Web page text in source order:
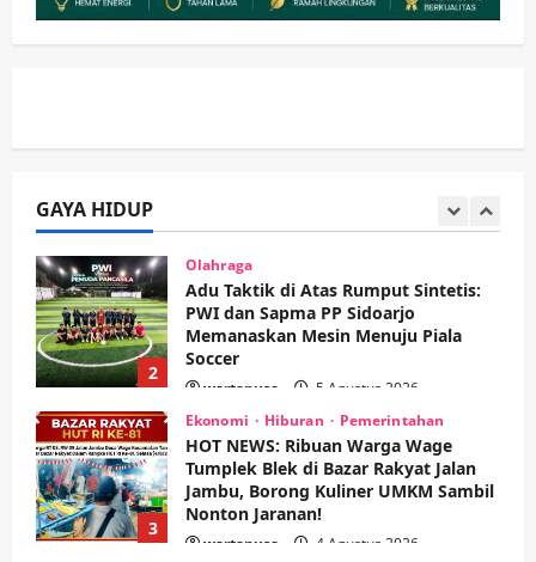
GAYA HIDUP
PANAS! Kalah Tender Proyek RSUD
Sibar Rp 9,9 M, Beranikah CV Tiga
Anugerah Utama Pertaruhkan
wartanusa 5 Agustus 2026
3
Ekonomi
HOT NEWS: Ribuan Warga Wage
Tumplek Blek di Bazar Rakyat Jalan
Jambu, Borong Kuliner UMKM Sambil
Nonton Jaranan!
wartanusa 4 Agustus 2026
4
Keagamaan Pemerintahan
Pemkab Sidoarjo & Muhammadiyah
Sinergi Permudah Perizinan, Wakaf,
hingga Hibah
wartanusa